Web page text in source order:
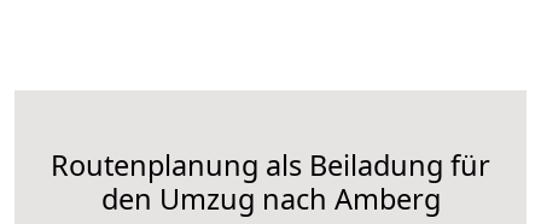
Routenplanung als Beiladung für
den Umzug nach Amberg